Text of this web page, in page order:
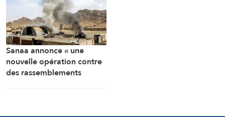
Sanaa annonce « une
nouvelle opération contre
des rassemblements